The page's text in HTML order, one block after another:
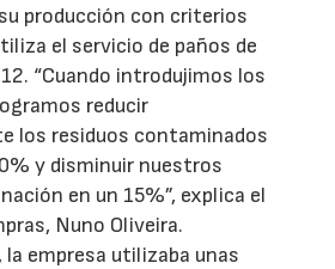
producción con criterios
el servicio de paños de
“Cuando introdujimos los
reducir
los residuos contaminados
y disminuir nuestros
en un 15%”, explica el
Nuno Oliveira.
empresa utilizaba unas